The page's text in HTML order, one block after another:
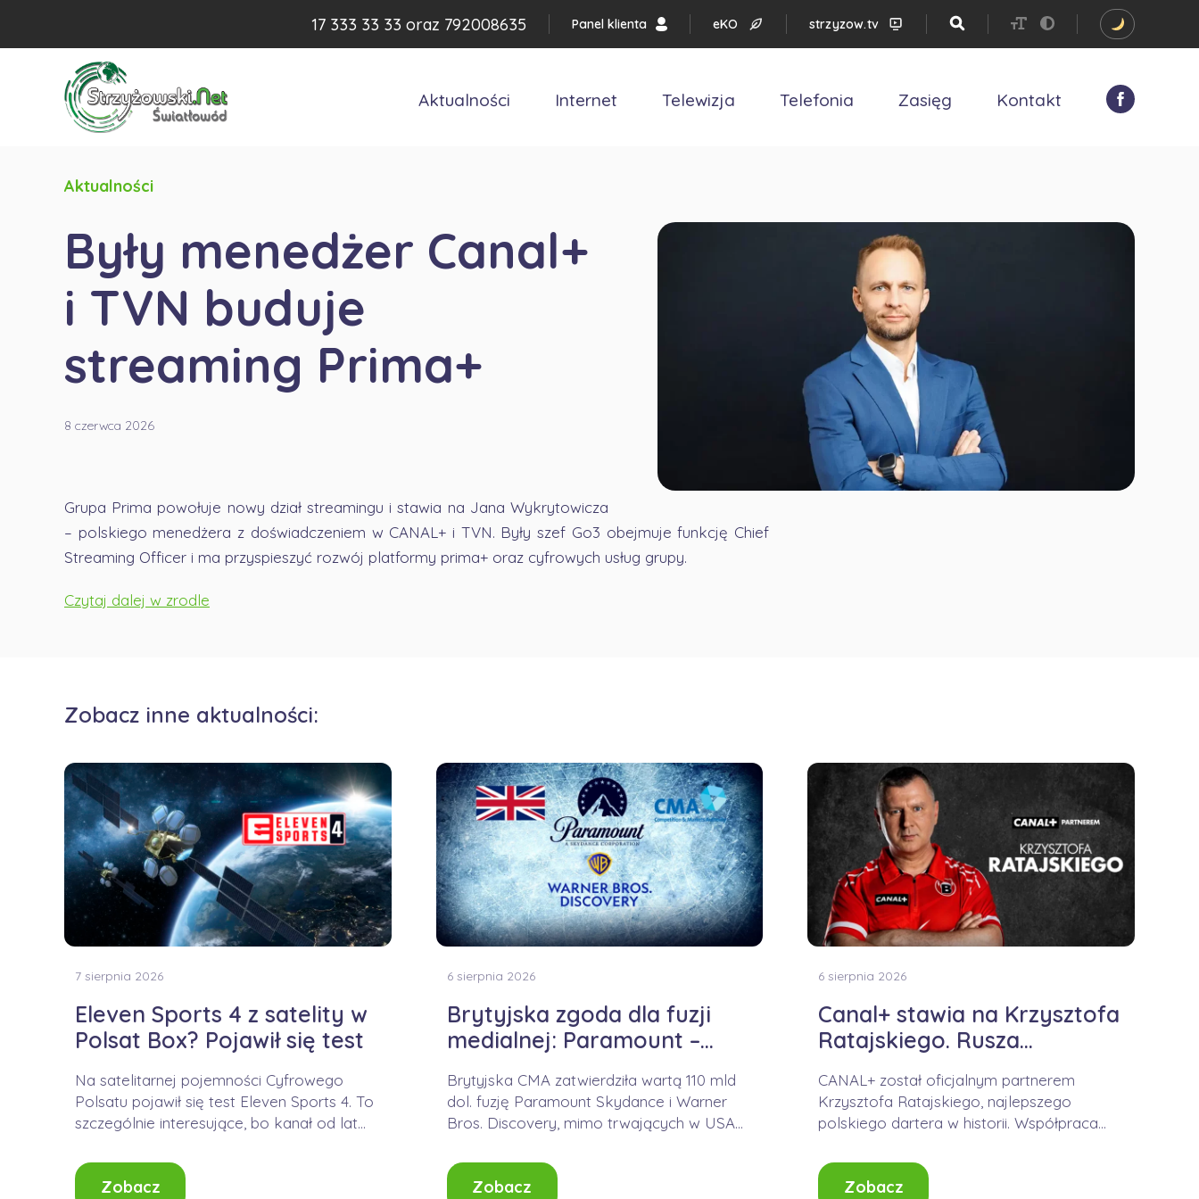
17 333 33 33 oraz 792008635 Panel klienta eKO strzyzow.tv
Aktualności Internet Telewizja Telefonia Zasięg Kontakt
Aktualności
Były menedżer Canal+
i TVN buduje
streaming Prima+
8 czerwca 2026
Grupa Prima powołuje nowy dział streamingu i stawia na Jana Wykrytowicza
– polskiego menedżera z doświadczeniem w CANAL+ i TVN. Były szef Go3 obejmuje funkcję Chief
Streaming Officer i ma przyspieszyć rozwój platformy prima+ oraz cyfrowych usług grupy.
Czytaj dalej w zrodle
Zobacz inne aktualności:
7 sierpnia 2026
Eleven Sports 4 z satelity w
Polsat Box? Pojawił się test
Na satelitarnej pojemności Cyfrowego
Polsatu pojawił się test Eleven Sports 4. To
szczególnie interesujące, bo kanał od lat
Zobacz
6 sierpnia 2026
Brytyjska zgoda dla fuzji
medialnej: Paramount –
Brytyjska CMA zatwierdziła wartą 110 mld
dol. fuzję Paramount Skydance i Warner
Bros. Discovery, mimo trwających w USA
Zobacz
6 sierpnia 2026
Canal+ stawia na Krzysztofa
Ratajskiego. Rusza
CANAL+ został oficjalnym partnerem
Krzysztofa Ratajskiego, najlepszego
polskiego dartera w historii. Współpraca
turniejów PDC,...
Zobacz